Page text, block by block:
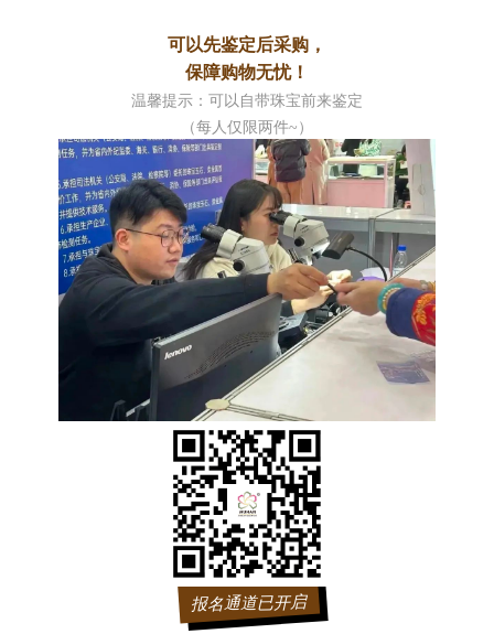
可以先鉴定后采购，
保障购物无忧！
温馨提示：可以自带珠宝前来鉴定
（每人仅限两件~）
报名通道已开启